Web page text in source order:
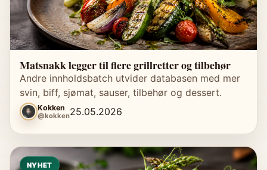
Matsnakk legger til flere grillretter og tilbehør
Andre innholdsbatch utvider databasen med mer
svin, biff, sjømat, sauser, tilbehør og dessert.
Kokken
@kokken25.05.2026
NYHET